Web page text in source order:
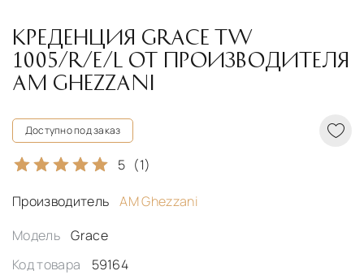
КРЕДЕНЦИЯ GRACE TW
1005/R/E/L ОТ ПРОИЗВОДИТЕЛЯ
AM GHEZZANI
Доступно под заказ
5 (1)
Производитель
AM Ghezzani
Модель
Grace
Код товара
59164